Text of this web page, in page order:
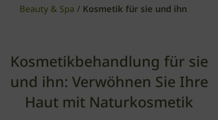
Beauty & Spa / Kosmetik für sie und ihn
Kosmetik­behandlung für sie
und ihn: Verwöhnen Sie Ihre
Haut mit Naturkosmetik